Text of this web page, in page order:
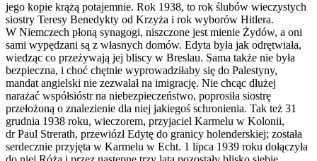
jego kopie krążą potajemnie. Rok 1938, to rok ślubów wieczystych
siostry Teresy Benedykty od Krzyża i rok wyborów Hitlera.
W Niemczech płoną synagogi, niszczone jest mienie Żydów, a oni
sami wypędzani są z własnych domów. Edyta była jak odrętwiała,
wiedząc co przeżywają jej bliscy w Breslau. Sama także nie była
bezpieczna, i choć chętnie wyprowadziłaby się do Palestyny,
mandat angielski nie zezwalał na imigrację. Nie chcąc dłużej
narażać współsióstr na niebezpieczeństwo, poprosiła siostrę
przełożoną o znalezienie dla niej jakiegoś schronienia. Tak też 31
grudnia 1938 roku, wieczorem, przyjaciel Karmelu w Kolonii,
dr Paul Strerath, przewiózł Edytę do granicy holenderskiej; została
serdecznie przyjęta w Karmelu w Echt. 1 lipca 1939 roku dołączyła